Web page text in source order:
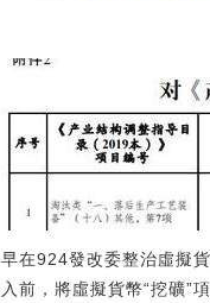
早在924發改委整治虛擬
入前，將虛擬貨幣“挖礦”